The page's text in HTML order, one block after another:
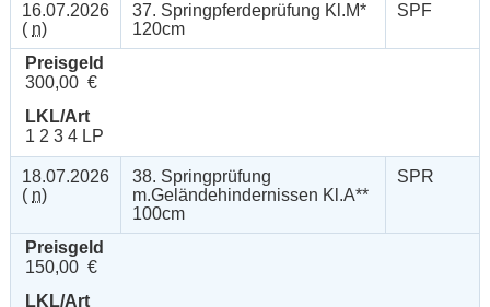
16.07.2026
( n)
37. Springpferdeprüfung Kl.M*
120cm
SPF
Preisgeld
300,00 €
LKL/Art
1 2 3 4 LP
18.07.2026
( n)
38. Springprüfung
m.Geländehindernissen Kl.A**
100cm
SPR
Preisgeld
150,00 €
LKL/Art